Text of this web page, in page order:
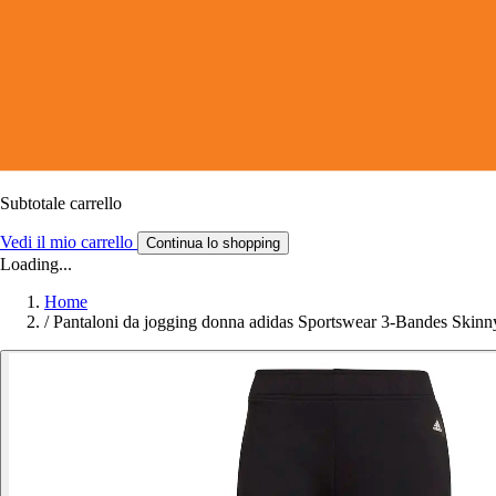
Subtotale carrello
Vedi il mio carrello Continua lo shopping
Loading...
Home
/ Pantaloni da jogging donna adidas Sportswear 3-Bandes